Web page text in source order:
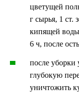
цветущей
г сырья, 1 ст.
кипящей
6 ч, после
после уборки
глубокую
уничтожить